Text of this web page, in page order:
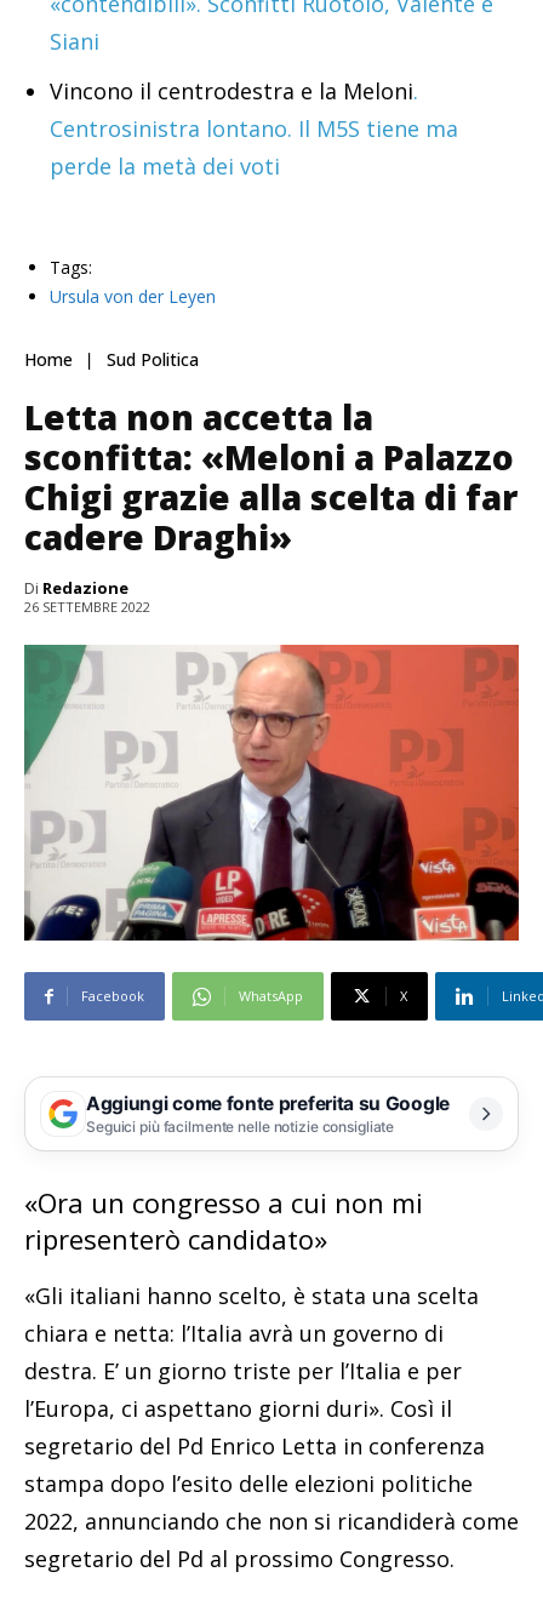
Siani
Vincono il centrodestra e la Meloni.
Centrosinistra lontano. Il M5S tiene ma
perde la metà dei voti
Tags:
Ursula von der Leyen
Home Sud Politica
Letta non accetta la
sconfitta: «Meloni a Palazzo
Chigi grazie alla scelta di far
cadere Draghi»
Di Redazione
26 SETTEMBRE 2022
Facebook WhatsApp X
Aggiungi come fonte preferita su Google
Seguici più facilmente nelle notizie consigliate
«Ora un congresso a cui non mi
ripresenterò candidato»
«Gli italiani hanno scelto, è stata una scelta
chiara e netta: l’Italia avrà un governo di
destra. E’ un giorno triste per l’Italia e per
l’Europa, ci aspettano giorni duri». Così il
segretario del Pd Enrico Letta in conferenza
stampa dopo l’esito delle elezioni politiche
2022, annunciando che non si ricandiderà come
segretario del Pd al prossimo Congresso.